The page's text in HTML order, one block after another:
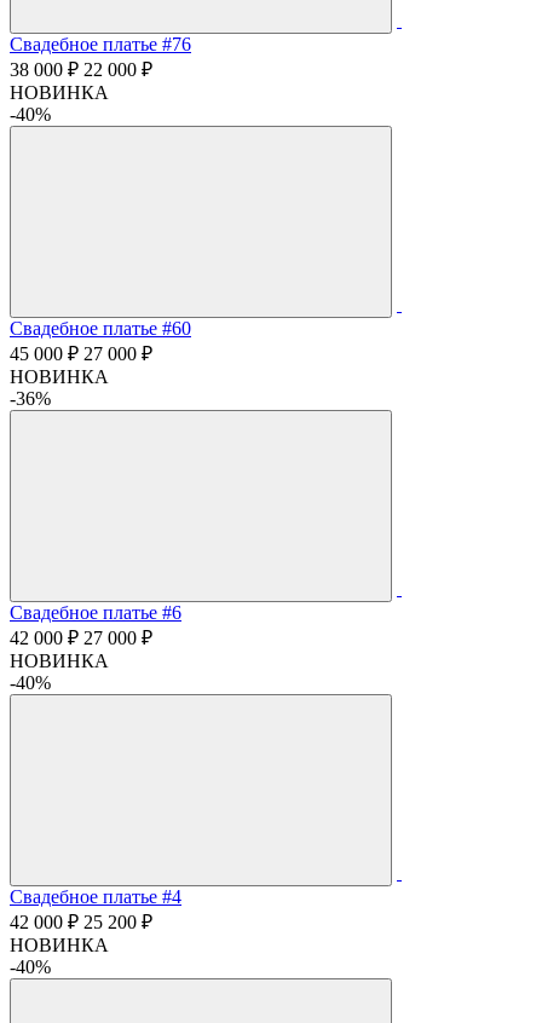
Свадебное платье #76
38 000 ₽ 22 000 ₽
НОВИНКА
-40%
Свадебное платье #60
45 000 ₽ 27 000 ₽
НОВИНКА
-36%
Свадебное платье #6
42 000 ₽ 27 000 ₽
НОВИНКА
-40%
Свадебное платье #4
42 000 ₽ 25 200 ₽
НОВИНКА
-40%